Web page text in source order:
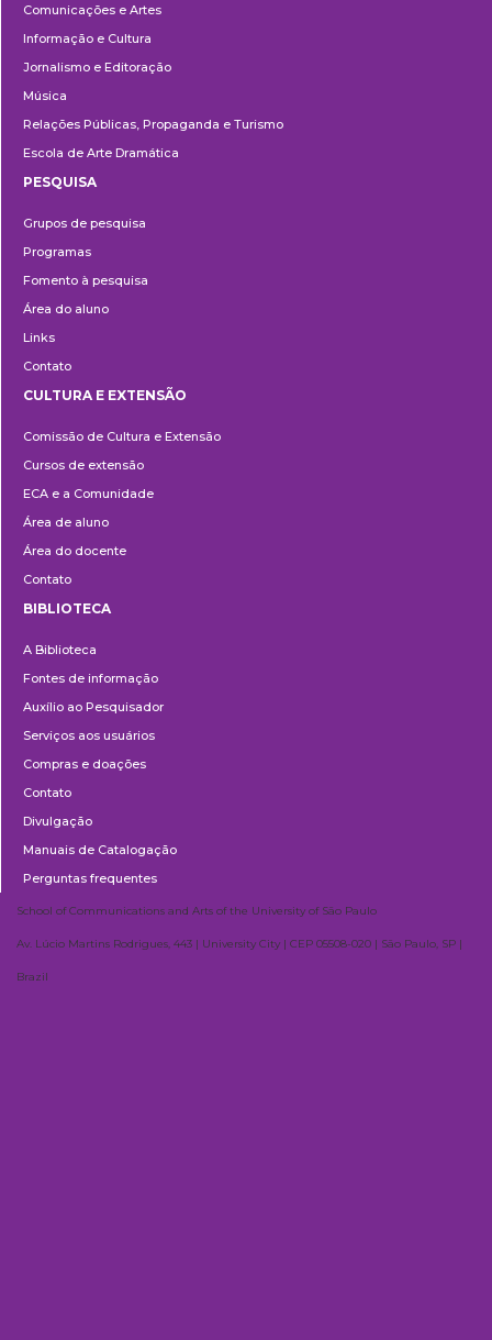
Comunicações e Artes
Informação e Cultura
Jornalismo e Editoração
Música
Relações Públicas, Propaganda e Turismo
Escola de Arte Dramática
PESQUISA
Grupos de pesquisa
Programas
Fomento à pesquisa
Área do aluno
Links
Contato
e
Extensão
CULTURA E EXTENSÃO
Comissão de Cultura e Extensão
Cursos de extensão
ECA e a Comunidade
Área de aluno
Área do docente
Contato
BIBLIOTECA
A Biblioteca
Fontes de informação
Auxílio ao Pesquisador
Serviços aos usuários
Compras e doações
Contato
Divulgação
Manuais de Catalogação
Perguntas frequentes
School of Communications and Arts of the University of São Paulo
Av. Lúcio Martins Rodrigues, 443 | University City | CEP 05508-020 | São Paulo, SP |
Brazil